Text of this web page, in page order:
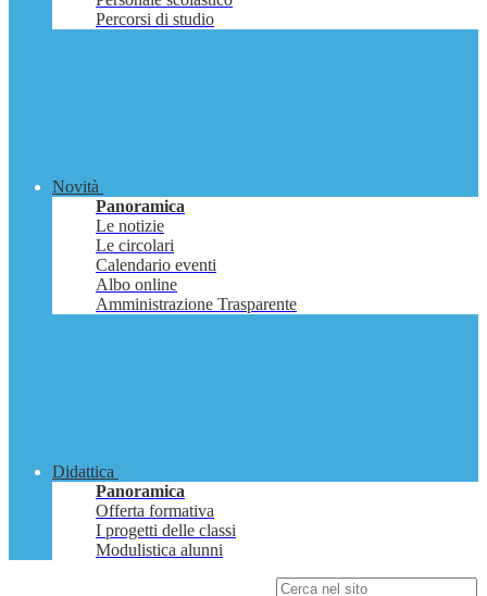
Percorsi di studio
Novità
Panoramica
Le notizie
Le circolari
Calendario eventi
Albo online
Amministrazione Trasparente
Didattica
Panoramica
Offerta formativa
I progetti delle classi
Modulistica alunni